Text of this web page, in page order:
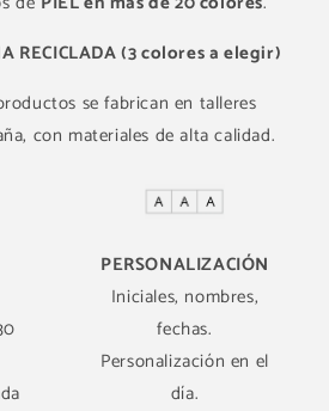
RECICLADA (3 colores a elegir)
se fabrican en talleres
con materiales de alta calidad.
PERSONALIZACIÓN
Iniciales, nombres,
fechas.
Personalización en el
día.